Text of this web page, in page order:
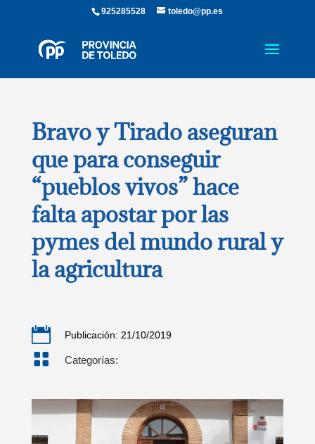
925285528 toledo@pp.es
Bravo y Tirado aseguran
que para conseguir
“pueblos vivos” hace
falta apostar por las
pymes del mundo rural y
la agricultura
 Publicación: 21/10/2019
 Categorías: